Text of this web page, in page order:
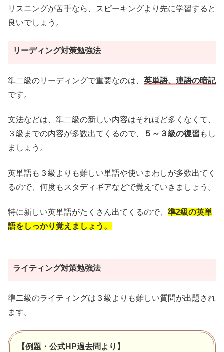
リスニングが苦手なら、スピーキングより先に学習すると
良いでしょう。
リーディング対策勉強法
準二級のリーディングで重要なのは、 英単語、連語の暗記
です。
文法などは、準二級の新しい内容はそれほど多くなくて、
３級までの内容が多数出てくるので、
５～３級の復習 もし
ましょう。
英単語も３級よりも難しい単語や使いまわしが多数出てく
るので、何度もスタディギアなどで覚えていきましょう。
特に新しい英単語がたくさん出てくるので、 準2級の英単
語をしっかり覚えましょう。
ライティング対策勉強法
準二級のライティングは３級よりも難しい質問が出題され
ます。
【例題・公式HP過去問より】